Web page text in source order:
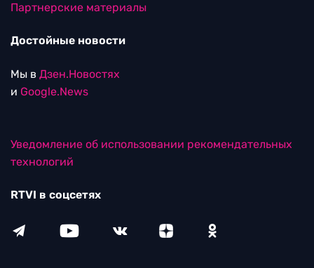
Партнерские материалы
Достойные новости
Мы в Дзен.Новостях
и Google.News
Уведомление об использовании рекомендательных
технологий
RTVI в соцсетях